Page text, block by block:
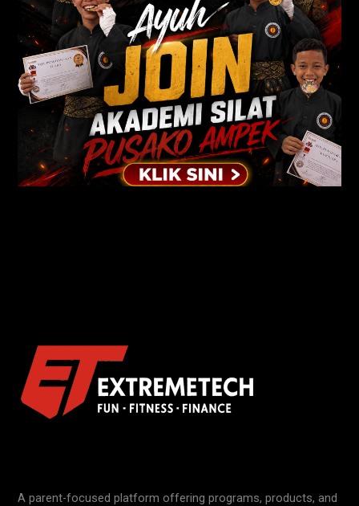
A parent-focused platform offering programs, products, and